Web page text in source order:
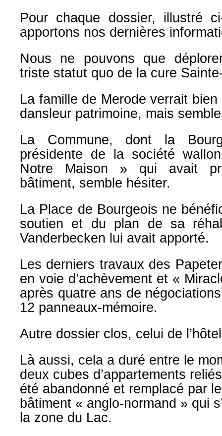
Pour chaque dossier, illustré
apportons nos dernières
Nous ne pouvons que
triste statut quo de la cure
La famille de Merode verrait
dans leur patrimoine, mais
La Commune, dont la
présidente de la société
Notre Maison » qui avait
bâtiment, semble hésiter.
La Place de Bourgeois ne
soutien et du plan de sa
Vanderbecken lui avait apporté.
Les derniers travaux des
en voie d’achèvement et «
après quatre ans de
12 panneaux-mémoire.
Autre dossier clos, celui de
Là aussi, cela a duré entre le
deux cubes d’appartements
été abandonné et remplacé par
bâtiment « anglo-normand » qui
la zone du Lac.